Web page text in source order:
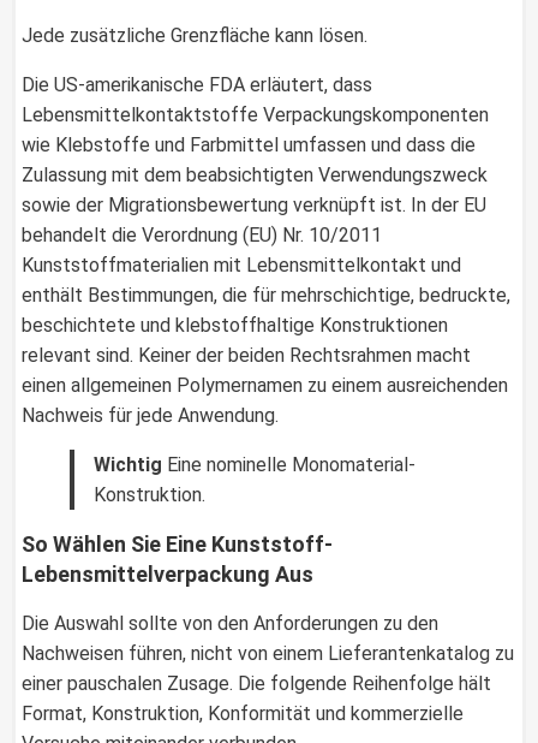
Jede zusätzliche Grenzfläche kann lösen.
Die US-amerikanische FDA erläutert, dass
Lebensmittelkontaktstoffe Verpackungskomponenten
wie Klebstoffe und Farbmittel umfassen und dass die
Zulassung mit dem beabsichtigten Verwendungszweck
sowie der Migrationsbewertung verknüpft ist. In der EU
behandelt die Verordnung (EU) Nr. 10/2011
Kunststoffmaterialien mit Lebensmittelkontakt und
enthält Bestimmungen, die für mehrschichtige, bedruckte,
beschichtete und klebstoffhaltige Konstruktionen
relevant sind. Keiner der beiden Rechtsrahmen macht
einen allgemeinen Polymernamen zu einem ausreichenden
Nachweis für jede Anwendung.
Wichtig Eine nominelle Monomaterial-
Konstruktion.
So Wählen Sie Eine Kunststoff-
Lebensmittelverpackung Aus
Die Auswahl sollte von den Anforderungen zu den
Nachweisen führen, nicht von einem Lieferantenkatalog zu
einer pauschalen Zusage. Die folgende Reihenfolge hält
Format, Konstruktion, Konformität und kommerzielle